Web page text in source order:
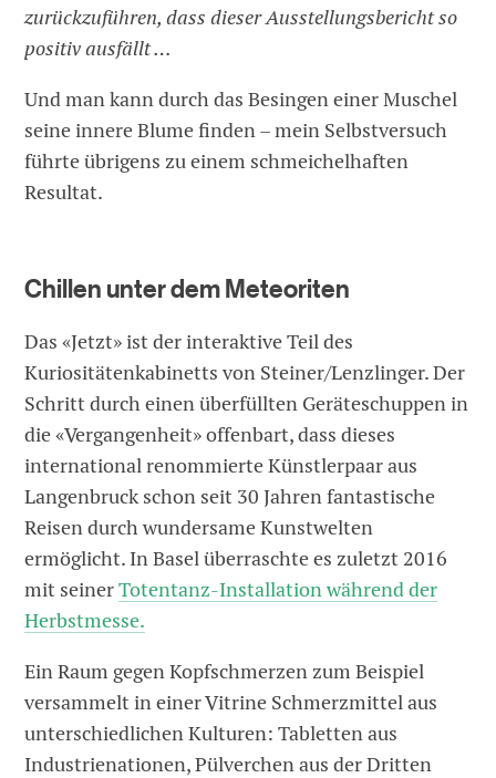
zurückzuführen, dass dieser Ausstellungsbericht so
positiv ausfällt …
Und man kann durch das Besingen einer Muschel
seine innere Blume finden – mein Selbstversuch
führte übrigens zu einem schmeichelhaften
Resultat.
Chillen unter dem Meteoriten
Das «Jetzt» ist der interaktive Teil des
Kuriositätenkabinetts von Steiner/Lenzlinger. Der
Schritt durch einen überfüllten Geräteschuppen in
die «Vergangenheit» offenbart, dass dieses
international renommierte Künstlerpaar aus
Langenbruck schon seit 30 Jahren fantastische
Reisen durch wundersame Kunstwelten
ermöglicht. In Basel überraschte es zuletzt 2016
mit seinerTotentanz-Installation während der
Herbstmesse.
Ein Raum gegen Kopfschmerzen zum Beispiel
versammelt in einer Vitrine Schmerzmittel aus
unterschiedlichen Kulturen: Tabletten aus
Industrienationen, Pülverchen aus der Dritten